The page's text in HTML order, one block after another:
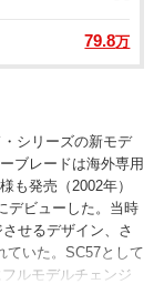
79.8万
シリーズの新モデ
ブレードは海外専用
も発売（2002年）
デビューした。当時
せるデザイン、さ
ていた。SC57として
ルモデルチェンジ